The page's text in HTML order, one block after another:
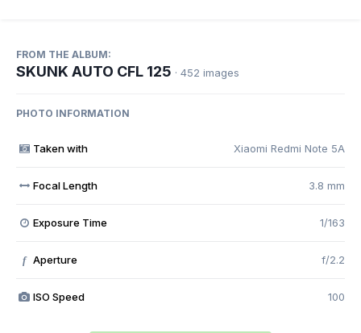
FROM THE ALBUM:
SKUNK AUTO CFL 125 · 452 images
PHOTO INFORMATION
Taken with Xiaomi Redmi Note 5A
Focal Length 3.8 mm
Exposure Time 1/163
f Aperture f/2.2
ISO Speed 100